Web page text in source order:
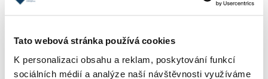
Tato webová stránka používá cookies
K personalizaci obsahu a reklam, poskytování funkcí
sociálních médií a analýze naší návštěvnosti využíváme
KONTAKT